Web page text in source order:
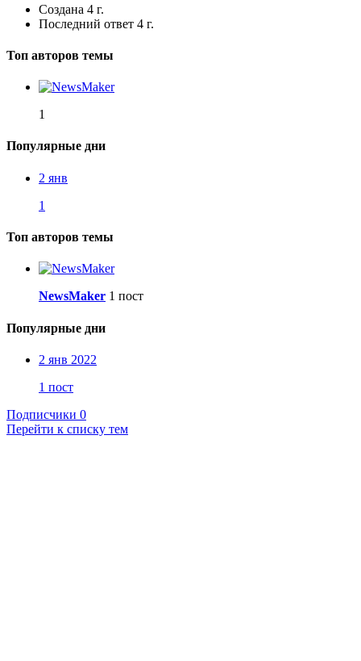
Создана 4 г.
Последний ответ 4 г.
Топ авторов темы
1
Популярные дни
2 янв
1
Топ авторов темы
NewsMaker 1 пост
Популярные дни
2 янв 2022
1 пост
Подписчики 0
Перейти к списку тем